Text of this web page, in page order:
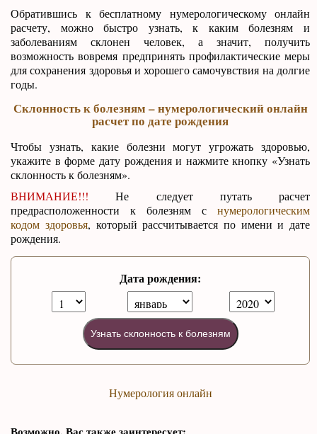
Обратившись к бесплатному нумерологическому онлайн
расчету, можно быстро узнать, к каким болезням и
заболеваниям склонен человек, а значит, получить
возможность вовремя предпринять профилактические меры
для сохранения здоровья и хорошего самочувствия на долгие
годы.
Склонность к болезням – нумерологический онлайн
расчет по дате рождения
Чтобы узнать, какие болезни могут угрожать здоровью,
укажите в форме дату рождения и нажмите кнопку «Узнать
склонность к болезням».
ВНИМАНИЕ!!! Не следует путать расчет
предрасположенности к болезням с нумерологическим
кодом здоровья, который рассчитывается по имени и дате
рождения.
Дата рождения:
Узнать склонность к болезням
Нумерология онлайн
Возможно, Вас также заинтересует: